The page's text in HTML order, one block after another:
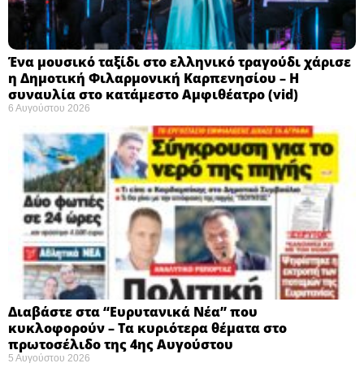
Ένα μουσικό ταξίδι στο ελληνικό τραγούδι χάρισε
η Δημοτική Φιλαρμονική Καρπενησίου – Η
συναυλία στο κατάμεστο Αμφιθέατρο (vid)
6 Αυγούστου 2026
Διαβάστε στα “Ευρυτανικά Νέα” που
κυκλοφορούν – Τα κυριότερα θέματα στο
πρωτοσέλιδο της 4ης Αυγούστου
5 Αυγούστου 2026